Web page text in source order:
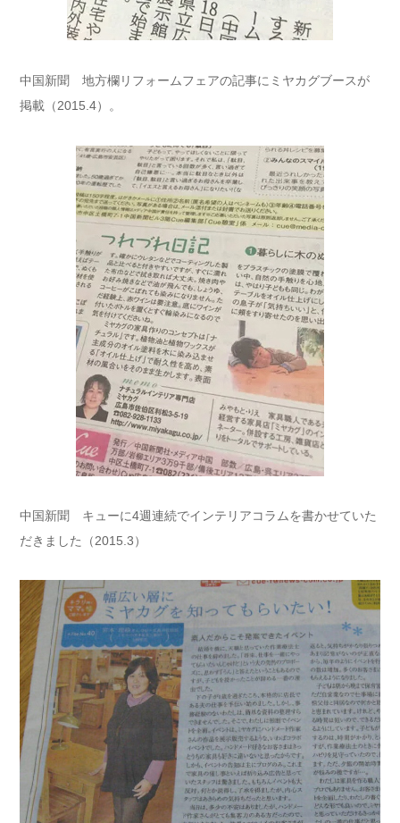
中国新聞 地方欄リフォームフェアの記事にミヤカグブースが
掲載（2015.4）。
中国新聞 キューに4週連続でインテリアコラムを書かせていた
だきました（2015.3）